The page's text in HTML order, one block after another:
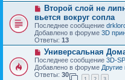
н
ео
о
б
щ
е
н
и
е
Н
в
о
е
с
о
о
б
щ
Второй слой не
вьется вокруг сопла
Последнее сообщение
Добавлено в форуме 3D
Ответы: 13
Н
о
в
о
Универсальная
Последнее сообщение 3D-
Добавлено в форуме
Ответы: 30